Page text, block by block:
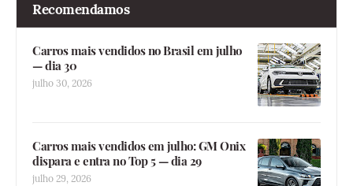
Recomendamos
Carros mais vendidos no Brasil em julho
— dia 30
julho 30, 2026
Carros mais vendidos em julho: GM Onix
dispara e entra no Top 5 — dia 29
julho 29, 2026